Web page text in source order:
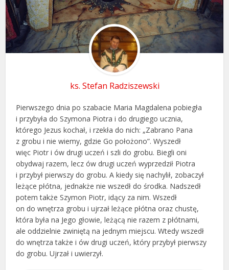
ks. Stefan Radziszewski
Pierwszego dnia po szabacie Maria Magdalena pobiegła
i przybyła do Szymona Piotra i do drugiego ucznia,
którego Jezus kochał, i rzekła do nich: „Zabrano Pana
z grobu i nie wiemy, gdzie Go położono”. Wyszedł
więc Piotr i ów drugi uczeń i szli do grobu. Biegli oni
obydwaj razem, lecz ów drugi uczeń wyprzedził Piotra
i przybył pierwszy do grobu. A kiedy się nachylił, zobaczył
leżące płótna, jednakże nie wszedł do środka. Nadszedł
potem także Szymon Piotr, idący za nim. Wszedł
on do wnętrza grobu i ujrzał leżące płótna oraz chustę,
która była na Jego głowie, leżącą nie razem z płótnami,
ale oddzielnie zwiniętą na jednym miejscu. Wtedy wszedł
do wnętrza także i ów drugi uczeń, który przybył pierwszy
do grobu. Ujrzał i uwierzył.